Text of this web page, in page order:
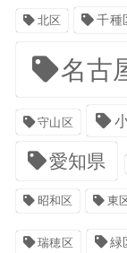
北区 千種
名古
守山区
愛知県
昭和区 東
瑞穂区 緑